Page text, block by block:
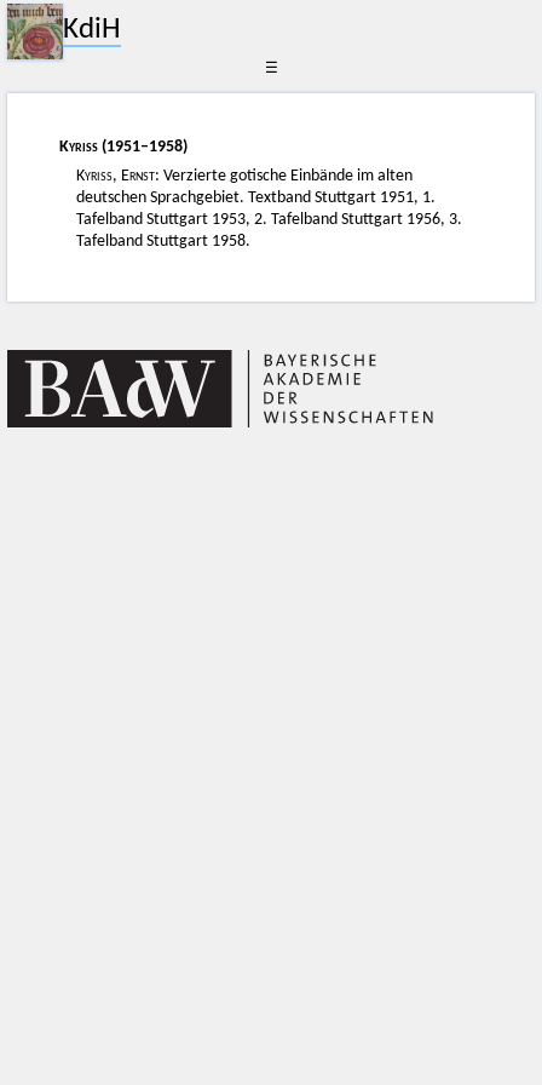
KdiH
☰
Kyriss (1951–1958)
Kyriss, Ernst: Verzierte gotische Einbände im alten
deutschen Sprachgebiet. Textband Stuttgart 1951, 1.
Tafelband Stuttgart 1953, 2. Tafelband Stuttgart 1956, 3.
Tafelband Stuttgart 1958.